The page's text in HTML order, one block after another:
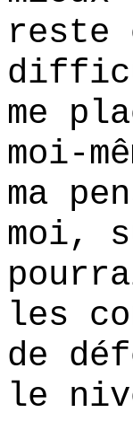
reste
me
moi-
ma
moi,
les
de
le